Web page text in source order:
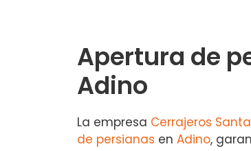
Apertura de
Adino
La empresa Cerrajeros
de persianas en Adino,